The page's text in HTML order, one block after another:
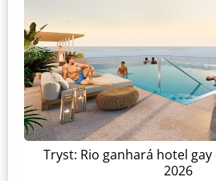
Tryst: Rio ganhará hotel
2026